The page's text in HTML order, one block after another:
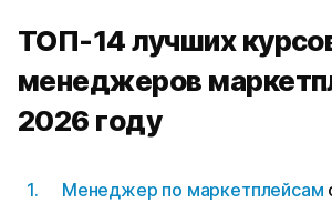
ТОП-14 лучших
менеджеров
2026 году
Менеджер по маркетплейсам